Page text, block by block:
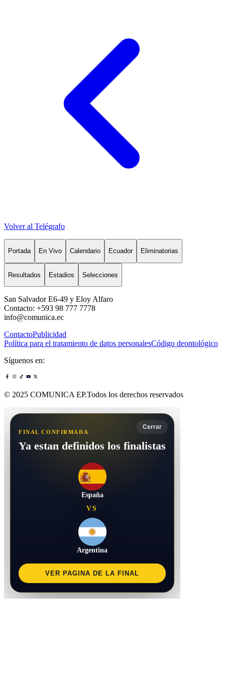
Volver al Telégrafo
Portada En Vivo Calendario Ecuador Eliminatorias
Resultados Estadios Selecciones
San Salvador E6-49 y Eloy Alfaro
Contacto: +593 98 777 7778
info@comunica.ec
ContactoPublicidad
Política para el tratamiento de datos personalesCódigo deontológico
Síguenos en:
© 2025 COMUNICA EP.Todos los derechos reservados
Cerrar
FINAL CONFIRMADA
Ya estan definidos los finalistas
España
VS
Argentina
VER PAGINA DE LA FINAL